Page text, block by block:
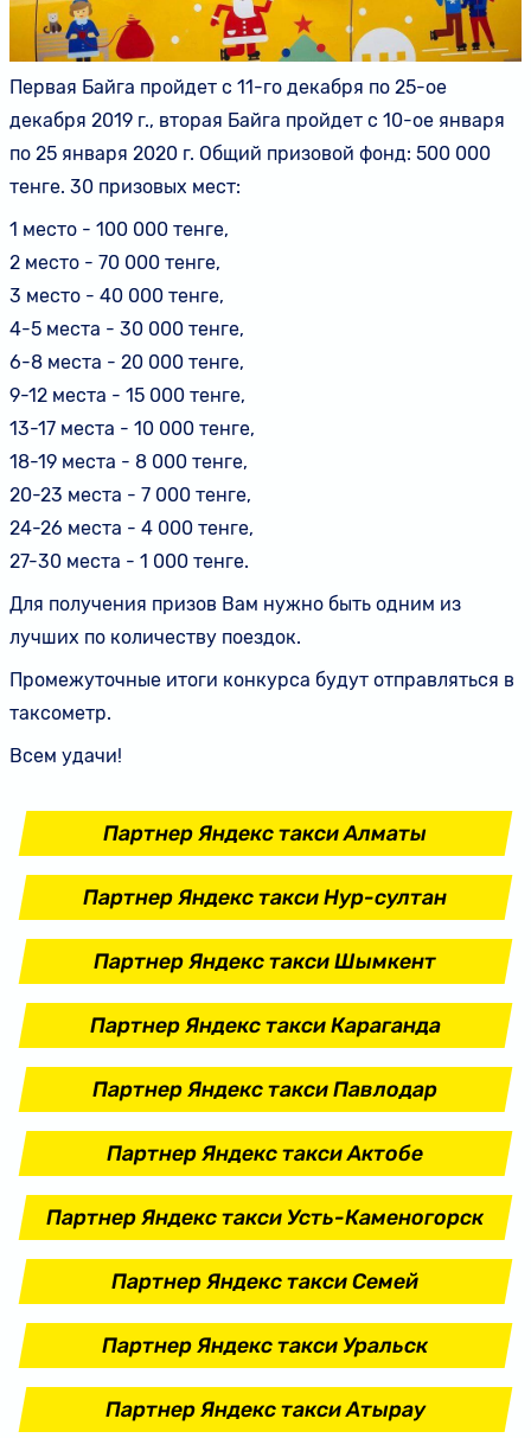
Первая Байга пройдет с 11-го декабря по 25-ое
декабря 2019 г., вторая Байга пройдет с 10-ое января
по 25 января 2020 г. Общий призовой фонд: 500 000
тенге. 30 призовых мест:
1 место - 100 000 тенге,
2 место - 70 000 тенге,
3 место - 40 000 тенге,
4-5 места - 30 000 тенге,
6-8 места - 20 000 тенге,
9-12 места - 15 000 тенге,
13-17 места - 10 000 тенге,
18-19 места - 8 000 тенге,
20-23 места - 7 000 тенге,
24-26 места - 4 000 тенге,
27-30 места - 1 000 тенге.
Для получения призов Вам нужно быть одним из
лучших по количеству поездок.
Промежуточные итоги конкурса будут отправляться в
таксометр.
Всем удачи!
Партнер Яндекс такси Алматы
Партнер Яндекс такси Нур-султан
Партнер Яндекс такси Шымкент
Партнер Яндекс такси Караганда
Партнер Яндекс такси Павлодар
Партнер Яндекс такси Актобе
Партнер Яндекс такси Усть-Каменогорск
Партнер Яндекс такси Семей
Партнер Яндекс такси Уральск
Партнер Яндекс такси Атырау